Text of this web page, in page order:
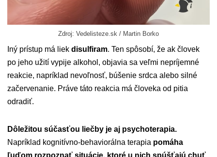
Zdroj: Vedelisteze.sk / Martin Borko
Iný prístup má liek disulfiram. Ten spôsobí, že ak človek
po jeho užití vypije alkohol, objavia sa veľmi nepríjemné
reakcie, napríklad nevoľnosť, búšenie srdca alebo silné
začervenanie. Práve táto reakcia má človeka od pitia
odradiť.
Dôležitou súčasťou liečby je aj psychoterapia.
Napríklad kognitívno-behaviorálna terapia pomáha
ľuďom rozpoznať situácie, ktoré u nich spúšťajú chuť